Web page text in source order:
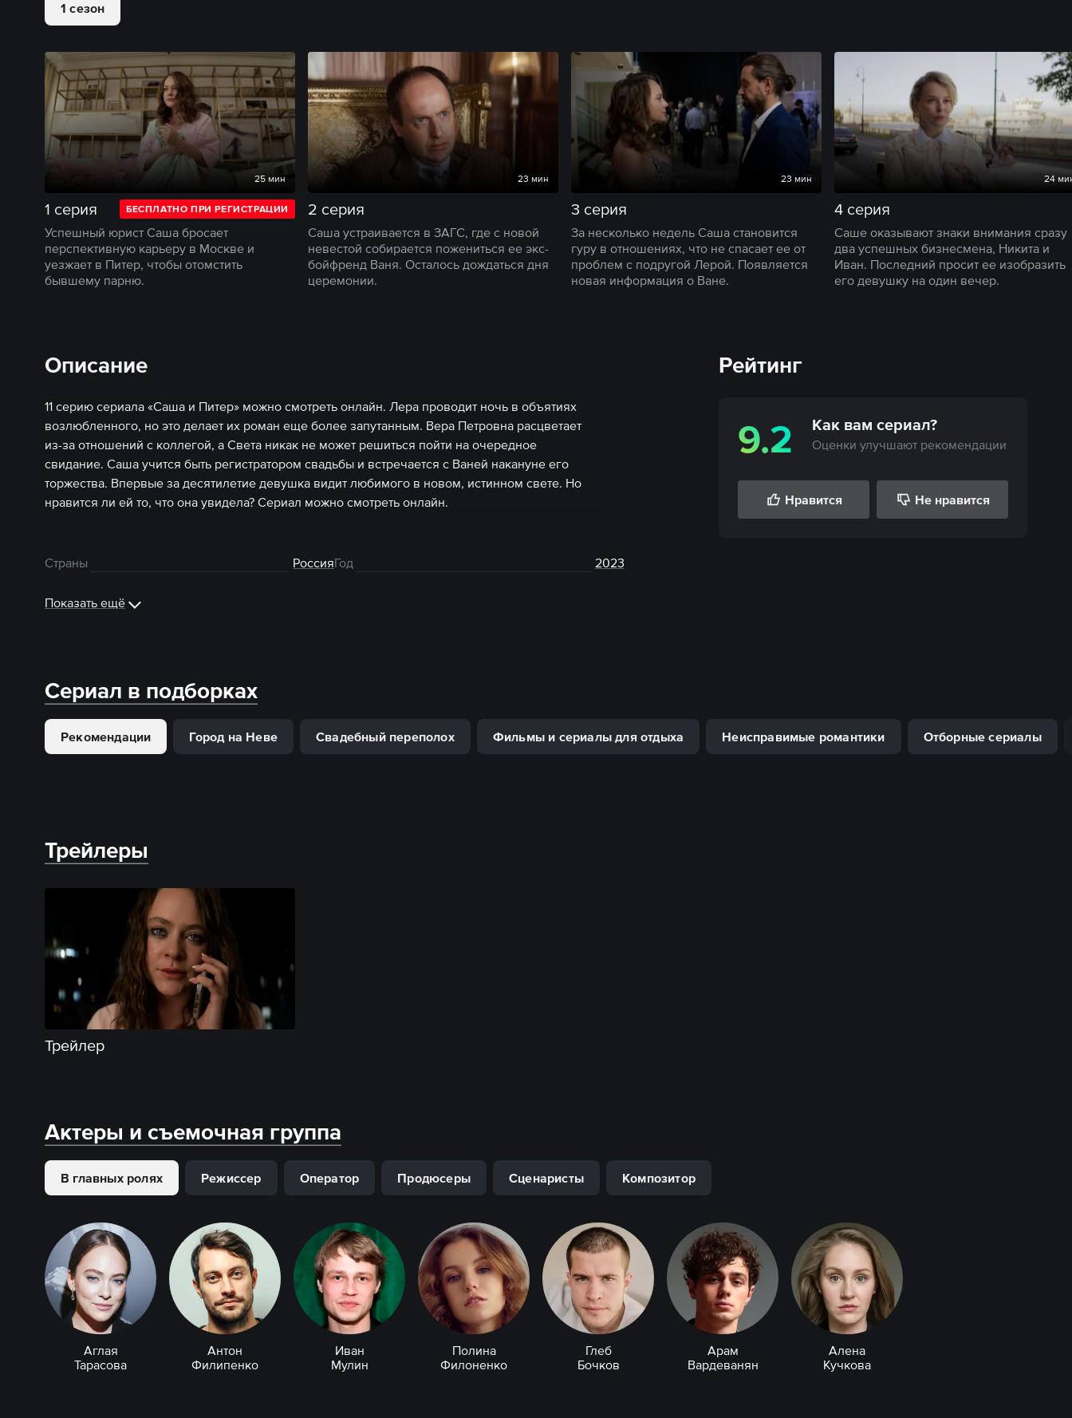
1 сезон
25 мин
1 серия БЕСПЛАТНО ПРИ РЕГИСТРАЦИИ
Успешный юрист Саша бросает
перспективную карьеру в Москве и
уезжает в Питер, чтобы отомстить
бывшему парню.
23 мин
2 серия
Саша устраивается в ЗАГС, где с новой
невестой собирается пожениться ее экс-
бойфренд Ваня. Осталось дождаться дня
церемонии.
23 мин
3 серия
За несколько недель Саша становится
гуру в отношениях, что не спасает ее от
проблем с подругой Лерой. Появляется
новая информация о Ване.
24
4 серия
Саше оказывают знаки внимания сразу
два успешных бизнесмена, Никита и
Иван. Последний просит ее изобразить
его девушку на один вечер.
Описание
11 серию сериала «Саша и Питер» можно смотреть онлайн. Лера проводит ночь в объятиях
возлюбленного, но это делает их роман еще более запутанным. Вера Петровна расцветает
из-за отношений с коллегой, а Света никак не может решиться пойти на очередное
свидание. Саша учится быть регистратором свадьбы и встречается с Ваней накануне его
торжества. Впервые за десятилетие девушка видит любимого в новом, истинном свете. Но
нравится ли ей то, что она увидела? Сериал можно смотреть онлайн.
Страны РоссияГод 2023
Показать ещё
Рейтинг
9.2 Как вам сериал?
Оценки улучшают рекомендации
Нравится Не нравится
Сериал в подборках
Рекомендации Город на Неве Свадебный переполох Фильмы и сериалы для отдыха Неисправимые романтики Отборные сериалы
Трейлеры
Трейлер
Актеры и съемочная группа
В главных ролях Режиссер Оператор Продюсеры Сценаристы Композитор
Аглая
Тарасова
Антон
Филипенко
Иван
Мулин
Полина
Филоненко
Глеб
Бочков
Арам
Вардеванян
Алена
Кучкова